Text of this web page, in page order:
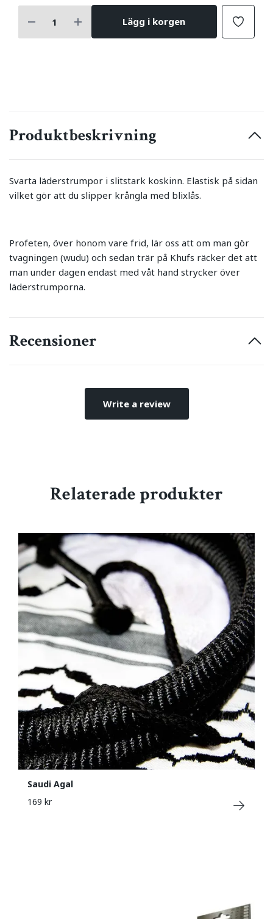
Lägg i korgen
Produktbeskrivning
Svarta läderstrumpor i slitstark koskinn. Elastisk på sidan
vilket gör att du slipper krångla med blixlås.
Profeten, över honom vare frid, lär oss att om man gör
tvagningen (wudu) och sedan trär på Khufs räcker det att
man under dagen endast med våt hand strycker över
läderstrumporna.
Recensioner
Write a review
Relaterade produkter
Saudi Agal
169 kr